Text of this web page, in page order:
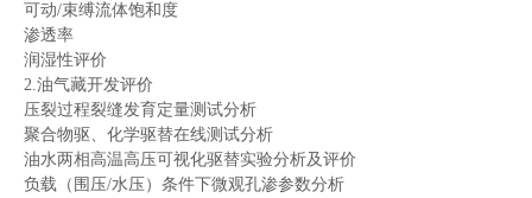
可动/束缚流体饱和度
渗透率
润湿性评价
2.油气藏开发评价
压裂过程裂缝发育定量测试分析
聚合物驱、化学驱替在线测试分析
油水两相高温高压可视化驱替实验分析及评价
负载（围压/水压）条件下微观孔渗参数分析